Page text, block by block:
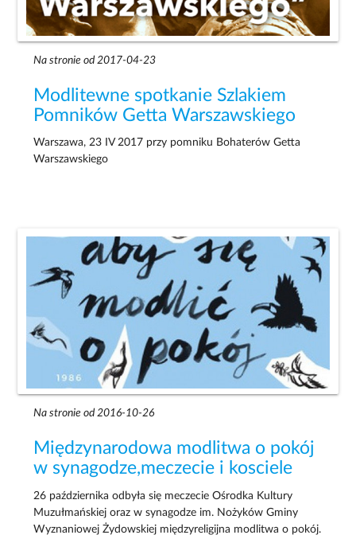
Na stronie od 2017-04-23
Modlitewne spotkanie Szlakiem
Pomników Getta Warszawskiego
Warszawa, 23 IV 2017 przy pomniku Bohaterów Getta
Warszawskiego
Na stronie od 2016-10-26
Międzynarodowa modlitwa o pokój
w synagodze,meczecie i kosciele
26 października odbyła się meczecie Ośrodka Kultury
Muzułmańskiej oraz w synagodze im. Nożyków Gminy
Wyznaniowej Żydowskiej międzyreligijna modlitwa o pokój.